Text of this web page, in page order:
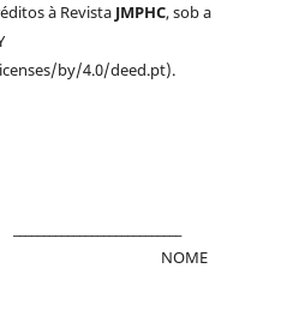
à Revista JMPHC, sob a
by/4.0/deed.pt).
NOME